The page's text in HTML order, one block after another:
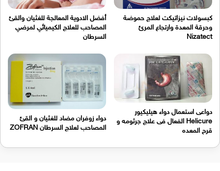
كبسولات نيزاتيكت لعلاج حموضة
وحرقة المعدة وارتجاع المرئ
Nizatect
أفضل الادوية المعالجة للغثيان والقئ
المصاحب للعلاج الكيميائي لمرضي
السرطان
دواعى استعمال دواء هيليكيور
Helicure الفعال فى علاج جرثومه و
قرح المعده
دواء زوفران مضاد للغثيان و القئ
المصاحب لعلاج السرطان ZOFRAN